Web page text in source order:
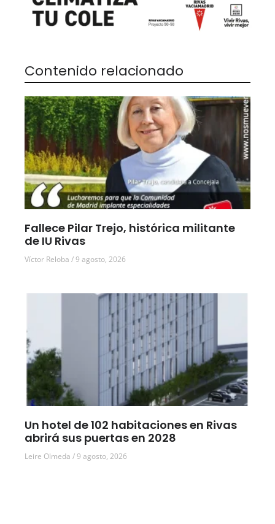
Contenido relacionado
Fallece Pilar Trejo, histórica militante
de IU Rivas
Víctor Reloba 9 agosto, 2026
Un hotel de 102 habitaciones en Rivas
abrirá sus puertas en 2028
Leire Olmeda 9 agosto, 2026